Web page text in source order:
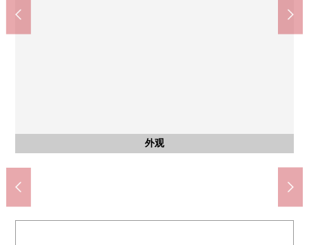
外观
外观
外观
入口
入口
入口
入口
入口
大厅
大厅
客厅
客厅
客厅
客厅
客厅
客厅
客厅
客厅
客厅
客厅
风景
厨房
厨房
厨房
洗脸
公共汽车
西式房间
西式房间
西式房间
西式房间
西式房间
阳台
阳台
阳台
风景
风景